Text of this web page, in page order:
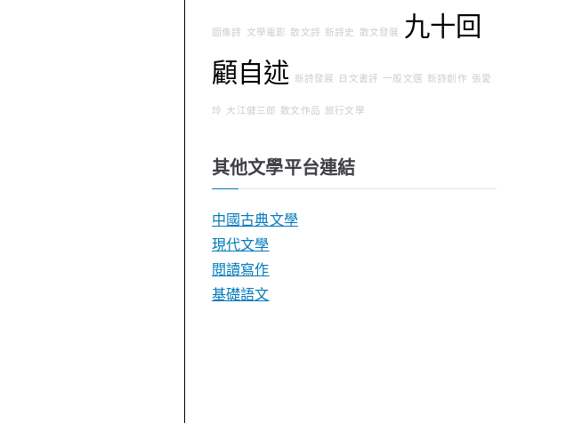
圖像詩 文學電影 散文詩 新詩史 散文發展
九十回
顧自述
新詩發展 日文書評 一般文選 新詩創作 張愛
玲 大江健三郎 散文作品 旅行文學
其他文學平台連結
中國古典文學
現代文學
閱讀寫作
基礎語文